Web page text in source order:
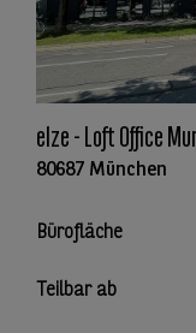
elze - Loft Office
80687 München
Bürofläche
Teilbar ab